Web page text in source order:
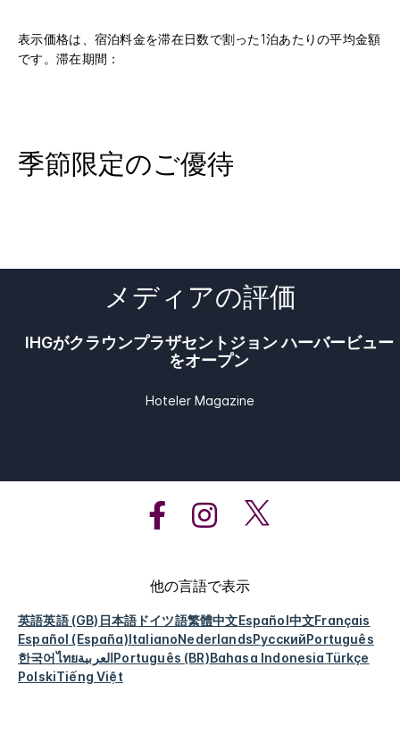
表示価格は、宿泊料金を滞在日数で割った1泊あたりの平均金額
です。滞在期間：
季節限定のご優待
メディアの評価
IHGがクラウンプラザセントジョン ハーバービュー
をオープン
Hoteler Magazine
他の言語で表示
英語英語 (GB) 日本語 ドイツ語繁體中文Español中文Français
Español (España)ItalianoNederlandsРусскийPortuguês
한국어ไทยالعربيةPortuguês (BR)Bahasa IndonesiaTürkçe
PolskiTiếng Việt